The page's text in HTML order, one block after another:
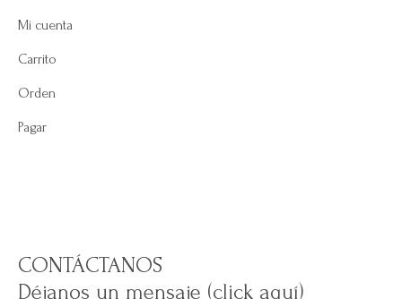
Mi cuenta
Carrito
Orden
Pagar
CONTÁCTANOS
Déjanos un mensaje (click aquí)